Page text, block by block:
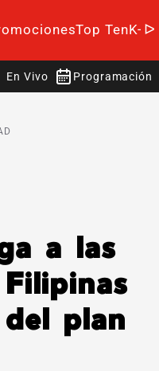
Top TenK-
En Vivo Programación
a las
plan